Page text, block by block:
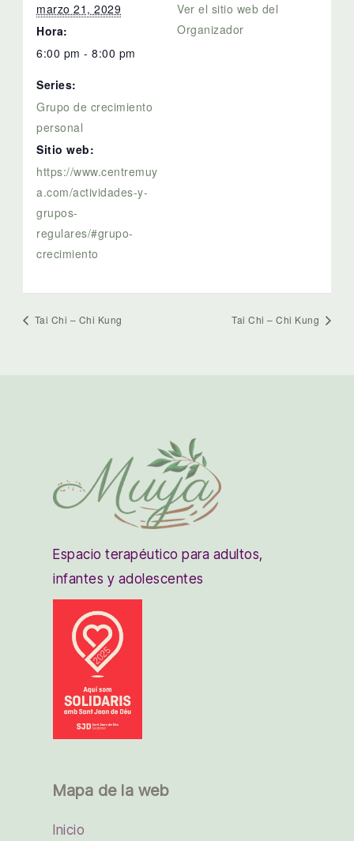
marzo 21, 2029
Hora:
6:00 pm - 8:00 pm
Series:
Grupo de crecimiento
personal
Sitio web:
https://www.centremuy
a.com/actividades-y-
grupos-
regulares/#grupo-
crecimiento
Ver el sitio web del
Organizador
Tai Chi – Chi Kung Tai Chi – Chi Kung
Espacio terapéutico para adultos,
infantes y adolescentes
Mapa de la web
Inicio